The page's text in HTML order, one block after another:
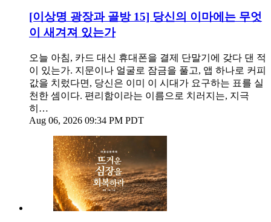
[이상명 광장과 골방 15] 당신의 이마에는 무엇
이 새겨져 있는가
오늘 아침, 카드 대신 휴대폰을 결제 단말기에 갖다 댄 적
이 있는가. 지문이나 얼굴로 잠금을 풀고, 앱 하나로 커피
값을 치렀다면, 당신은 이미 이 시대가 요구하는 표를 실
천한 셈이다. 편리함이라는 이름으로 치러지는, 지극
히…
Aug 06, 2026 09:34 PM PDT